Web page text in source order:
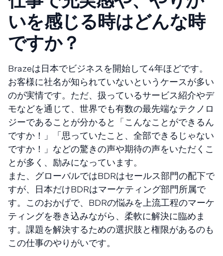
いを感じる時はどんな時
ですか？
Brazeは日本でビジネスを開始して4年ほどです。
お客様に社名が知られていないというケースが多い
のが実情です。ただ、扱っているサービス紹介やデ
モなどを通じて、世界でも有数の最先端なテクノロ
ジーであることが分かると「こんなことができるん
ですか！」「思っていたこと、全部できるじゃない
ですか！」などの驚きの声や期待の声をいただくこ
とが多く、励みになっています。
また、グローバルではBDRはセールス部門の配下で
すが、日本だけBDRはマーケティング部門所属で
す。このおかげで、BDRの悩みを上流工程のマーケ
ティングを巻き込みながら、柔軟に解決に臨めま
す。課題を解決するための選択肢と権限があるのも
この仕事のやりがいです。